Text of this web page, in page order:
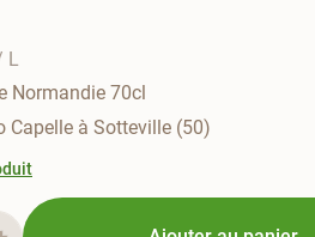
L
Normandie 70cl
Capelle à Sotteville (50)